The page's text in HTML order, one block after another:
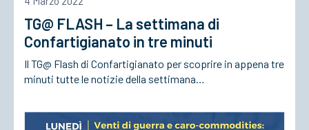
ACCEDI
TG@ FLASH – La settimana di
Confartigianato in tre minuti
Il TG@ Flash di Confartigianato per scoprire in appena tre
minuti tutte le notizie della settimana…